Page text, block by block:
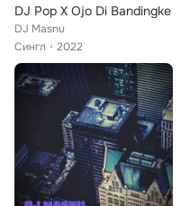
DJ Pop X Ojo Di Bandingke
DJ Masnu
Сингл
2022